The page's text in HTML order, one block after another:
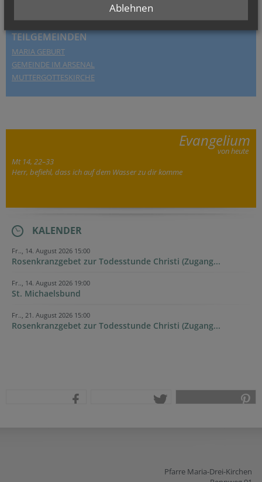
TEILGEMEINDEN
MARIA GEBURT
GEMEINDE IM ARSENAL
MUTTERGOTTESKIRCHE
Evangelium
von heute
Mt 14, 22–33
Herr, befiehl, dass ich auf dem Wasser zu dir komme
KALENDER
Fr.., 14. August 2026 15:00
Rosenkranzgebet zur Todesstunde Christi (Zugang...
Fr.., 14. August 2026 19:00
St. Michaelsbund
Fr.., 21. August 2026 15:00
Rosenkranzgebet zur Todesstunde Christi (Zugang...
Pfarre Maria-Drei-Kirchen
Ablehnen